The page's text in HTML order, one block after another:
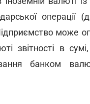
операції
може
звітності в
банком